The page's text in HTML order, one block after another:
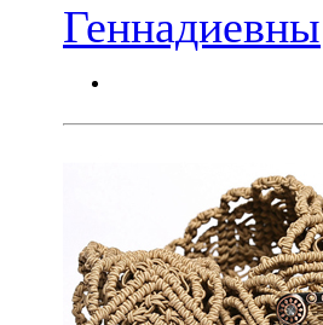
Геннадиевны